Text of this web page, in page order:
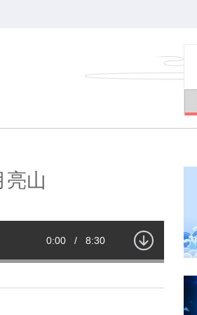
亮山
Current
0:00 / Duration
8:30